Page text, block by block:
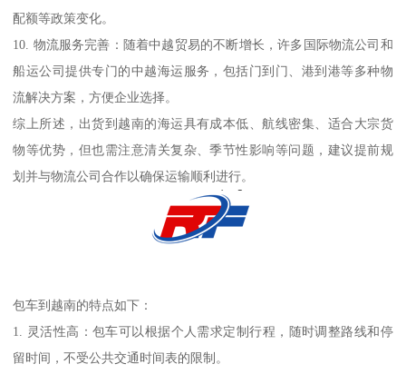
配额等政策变化。
10. 物流服务完善：随着中越贸易的不断增长，许多国际物流公司和
船运公司提供专门的中越海运服务，包括门到门、港到港等多种物
流解决方案，方便企业选择。
综上所述，出货到越南的海运具有成本低、航线密集、适合大宗货
物等优势，但也需注意清关复杂、季节性影响等问题，建议提前规
划并与物流公司合作以确保运输顺利进行。
包车到越南的特点如下：
1. 灵活性高：包车可以根据个人需求定制行程，随时调整路线和停
留时间，不受公共交通时间表的限制。